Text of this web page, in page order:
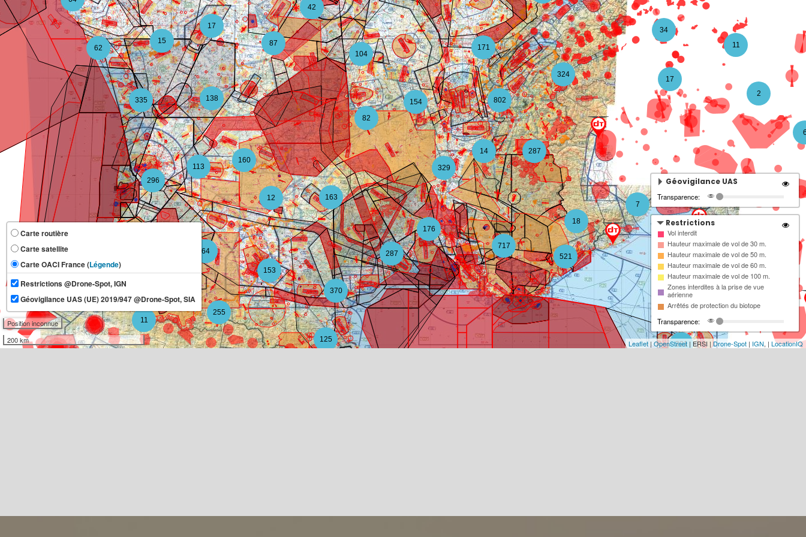
163
287
370
138
221
335
160
521
717
296
113
104
64
153
287
255
329
802
176
42
87 171
125
82
62
2
34
11
7
17
324
15
7
14
18
154
17
11
109
12
Carte routière
Carte satellite
Carte OACI France (Légende)
Restrictions @Drone-Spot, IGN
Géovigilance UAS (UE) 2019/947 @Drone-Spot, SIA
Position inconnue
200 km
Géovigilance UAS
Transparence:
Restrictions
Vol interdit
Hauteur maximale de vol de 30 m.
Hauteur maximale de vol de 50 m.
Hauteur maximale de vol de 60 m.
Hauteur maximale de vol de 100 m.
Zones interdites à la prise de vue
aérienne
Arrêtés de protection du biotope
Transparence:
Leaflet | OpenStreet | ERSI | Drone-Spot | IGN, | LocationIQ